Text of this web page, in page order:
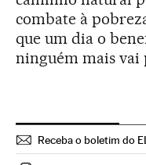
combate à
que um dia o
ninguém mais vai
Receba o boletim do